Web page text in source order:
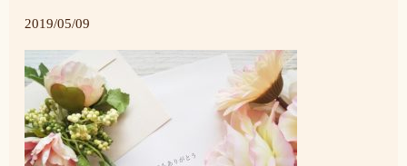
2019/05/09